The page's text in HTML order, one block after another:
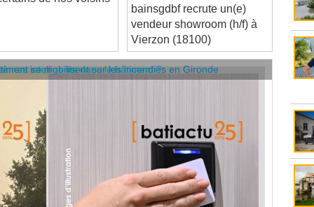
vendeur showroom (h/f) à
Vierzon (18100)
se mobilisent sur les incendies en Gironde
intelligents dans le bâtiment ?